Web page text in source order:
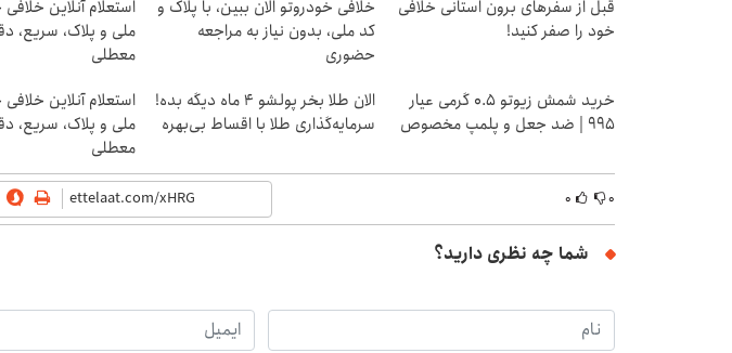
قبل از سفرهای برون استانی خلافی
خود را صفر کنید!
خلافی خودروتو الان ببین، با پلاک و
کد ملی، بدون نیاز به مراجعه
حضوری
استعلام آنلاین
ملی و پلاک، سریع،
معطلی
خرید شمش زیوتو ۰.۵ گرمی عیار
۹۹۵ | ضد جعل و پلمپ مخصوص
الان طلا بخر پولشو 4 ماه دیگه بده!
سرمایه‌گذاری طلا با اقساط بی‌بهره
استعلام آنلاین
ملی و پلاک، سریع،
معطلی
۰ ۰
شما چه نظری دارید؟